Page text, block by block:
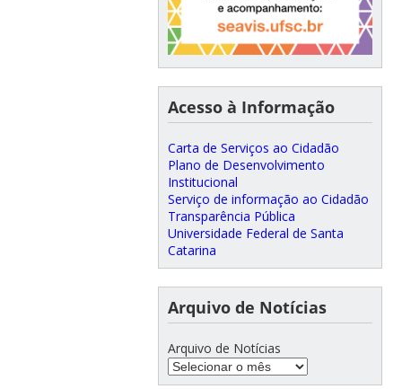
Acesso à Informação
Carta de Serviços ao Cidadão
Plano de Desenvolvimento
Institucional
Serviço de informação ao Cidadão
Transparência Pública
Universidade Federal de Santa
Catarina
Arquivo de Notícias
Arquivo de Notícias